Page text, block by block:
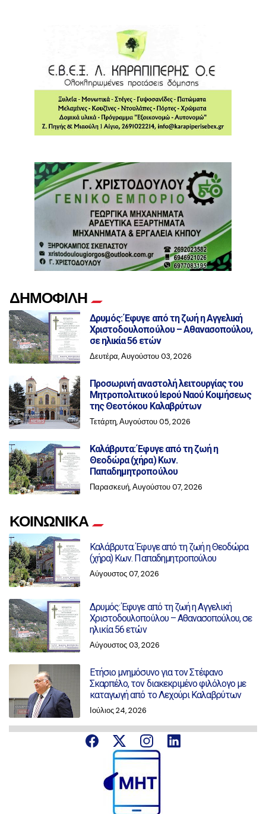
ΔΗΜΟΦΙΛΗ
Δρυμός: Έφυγε από τη ζωή η Αγγελική
Χριστοδουλοπούλου – Αθανασοπούλου,
σε ηλικία 56 ετών
Δευτέρα, Αυγούστου 03, 2026
Προσωρινή αναστολή λειτουργίας του
Μητροπολιτικού Ιερού Ναού Κοιμήσεως
της Θεοτόκου Καλαβρύτων
Τετάρτη, Αυγούστου 05, 2026
Καλάβρυτα: Έφυγε από τη ζωή η
Θεοδώρα (χήρα) Κων.
Παπαδημητροπούλου
Παρασκευή, Αυγούστου 07, 2026
ΚΟΙΝΩΝΙΚΑ
Καλάβρυτα: Έφυγε από τη ζωή η Θεοδώρα
(χήρα) Κων. Παπαδημητροπούλου
Αύγουστος 07, 2026
Δρυμός: Έφυγε από τη ζωή η Αγγελική
Χριστοδουλοπούλου – Αθανασοπούλου, σε
ηλικία 56 ετών
Αύγουστος 03, 2026
Ετήσιο μνημόσυνο για τον Στέφανο
Σκαρπέλο, τον διακεκριμένο φιλόλογο με
καταγωγή από το Λεχούρι Καλαβρύτων
Ιούλιος 24, 2026